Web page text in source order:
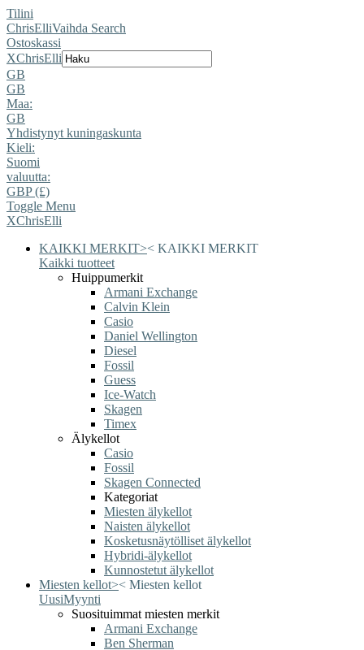
Tilini
ChrisElliVaihda Search
Ostoskassi
XChrisElli
GB
GB
Maa:
GB
Yhdistynyt kuningaskunta
Kieli:
Suomi
valuutta:
GBP (£)
Toggle Menu
XChrisElli
KAIKKI MERKIT>< KAIKKI MERKIT
Kaikki tuotteet
Huippumerkit
Armani Exchange
Calvin Klein
Casio
Daniel Wellington
Diesel
Fossil
Guess
Ice-Watch
Skagen
Timex
Älykellot
Casio
Fossil
Skagen Connected
Kategoriat
Miesten älykellot
Naisten älykellot
Kosketusnäytölliset älykellot
Hybridi-älykellot
Kunnostetut älykellot
Miesten kellot>< Miesten kellot
UusiMyynti
Suosituimmat miesten merkit
Armani Exchange
Ben Sherman